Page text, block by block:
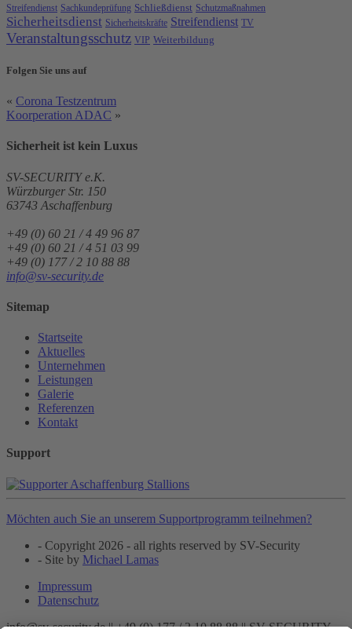
Streifendienst Sachkundeprüfung Schließdienst Schutzmaßnahmen
Sicherheitsdienst Sicherheitskräfte Streifendienst TV
Veranstaltungsschutz VIP Weiterbildung
Folgen Sie uns auf
« Corona Testzentrum
Koorperation ADAC »
Sicherheit ist kein Luxus
SV-SECURITY e.K.
Würzburger Str. 150
63743 Aschaffenburg
+49 (0) 60 21 / 4 49 96 87
+49 (0) 60 21 / 4 51 03 99
+49 (0) 177 / 2 10 88 88
info@sv-security.de
Sitemap
Startseite
Aktuelles
Unternehmen
Leistungen
Galerie
Referenzen
Kontakt
Support
Möchten auch Sie an unserem Supportprogramm teilnehmen?
- Copyright 2026 - all rights reserved by SV-Security
- Site by Michael Lamas
Impressum
Datenschutz